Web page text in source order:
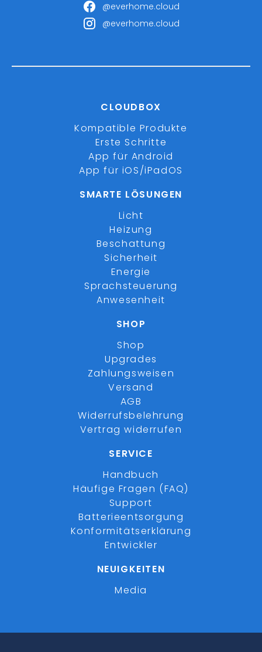
@everhome.cloud
@everhome.cloud
CLOUDBOX
Kompatible Produkte
Erste Schritte
App für Android
App für iOS/iPadOS
SMARTE LÖSUNGEN
Licht
Heizung
Beschattung
Sicherheit
Energie
Sprachsteuerung
Anwesenheit
SHOP
Shop
Upgrades
Zahlungsweisen
Versand
AGB
Widerrufsbelehrung
Vertrag widerrufen
SERVICE
Handbuch
Häufige Fragen (FAQ)
Support
Batterieentsorgung
Konformitätserklärung
Entwickler
NEUIGKEITEN
Media